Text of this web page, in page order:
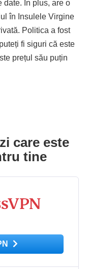
date. În plus, are o
în Insulele Virgine
Politica a fost
fi siguri că este
prețul său puțin
care este
tine